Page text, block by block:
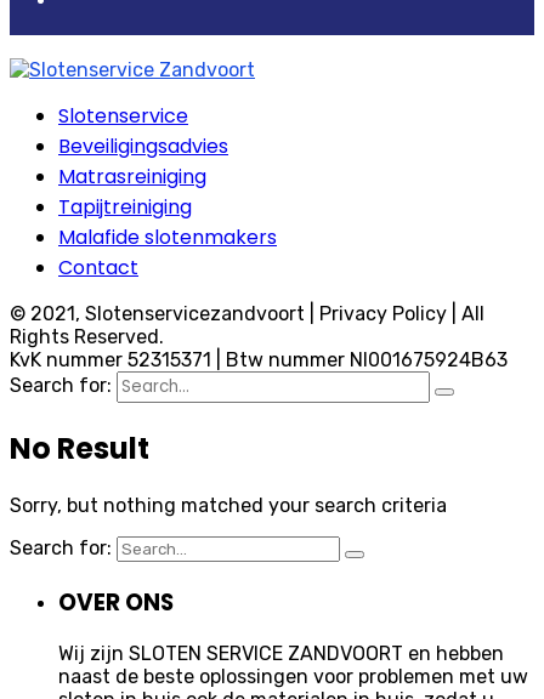
Slotenservice
Beveiligingsadvies
Matrasreiniging
Tapijtreiniging
Malafide slotenmakers
Contact
© 2021, Slotenservicezandvoort | Privacy Policy | All
Rights Reserved.
KvK nummer 52315371 | Btw nummer Nl001675924B63
Search for:
No Result
Sorry, but nothing matched your search criteria
Search for:
OVER ONS
Wij zijn SLOTEN SERVICE ZANDVOORT en hebben
naast de beste oplossingen voor problemen met uw